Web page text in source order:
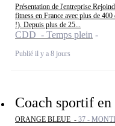
Présentation de l'entreprise
fitness en France avec plus de
!). Depuis plus de 25...
CDD - Temps plein
Publié il y a 8 jours
Coach sportif
ORANGE BLEUE - 37 -